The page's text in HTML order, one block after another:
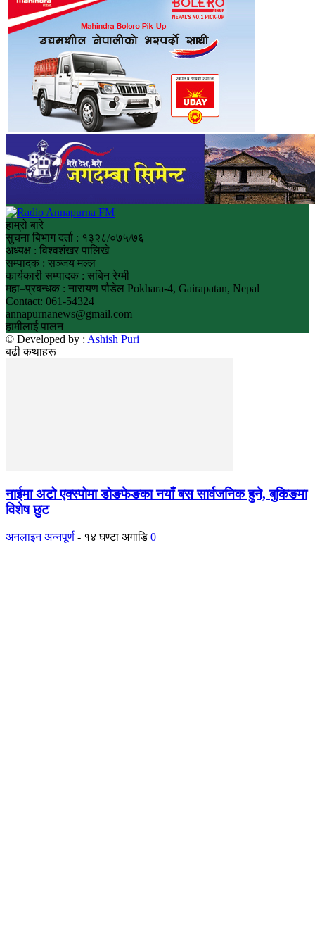
हाम्रो बारे
सुचना बिभाग दर्ता : १३२८/०७५/७६
अध्यक्ष : विश्वशंखर पालिखे
सम्पादक : सञ्जय मल्ल
कार्यकारी सम्पादक : सबिन रेग्मी
महा–प्रबन्धक : नारायण पौडेल Pokhara-4, Gairapatan, Nepal
Contact: 061-54324
annapurnanews@gmail.com
हामीलाई पालन
© Developed by : Ashish Puri
बढी कथाहरू
नाईमा अटो एक्स्पोमा डोङफेङका नयाँ बस सार्वजनिक हुने, बुकिङमा
विशेष छुट
अनलाइन अन्नपूर्ण - १४ घण्टा अगाडि 0